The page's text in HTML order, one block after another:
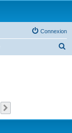
Connexion
c